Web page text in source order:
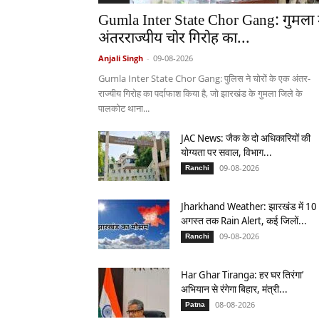
द्रौ
प
र्मू
का
न
दि
व
सी
य
रां
दौ
रा
,
Gumla Inter State Chor Gang: गुमला
अंतरराज्यीय चोर गिरोह का...
Anjali Singh - 09-08-2026
Gumla Inter State Chor Gang: पुलिस ने चोरों के एक अंतर-
राज्यीय गिरोह का पर्दाफाश किया है, जो झारखंड के गुमला जिले के
पालकोट थाना...
JAC News: जैक के दो अधिकारियों की
योग्यता पर सवाल, विभाग...
Ranchi 09-08-2026
Jharkhand Weather: झारखंड में 10
अगस्त तक Rain Alert, कई जिलों...
Ranchi 09-08-2026
Har Ghar Tiranga: हर घर तिरंगा’
अभियान से रंगेगा बिहार, मंत्री...
Patna 08-08-2026